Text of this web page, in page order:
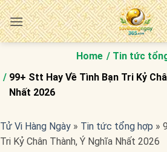
Bỏ
qua
nội
Home
Tin tức
99+ Stt Hay Về Tình Bạn Tri Kỷ
Nhất 2026
Tử Vi Hàng Ngày » Tin tức tổng hợp »
Tri Kỷ Chân Thành, Ý Nghĩa Nhất 2026